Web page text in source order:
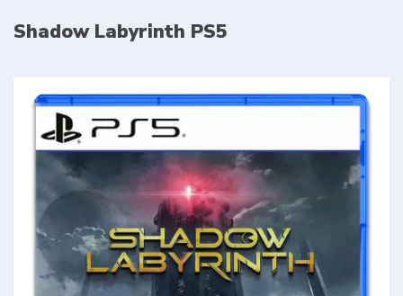
Shadow Labyrinth PS5